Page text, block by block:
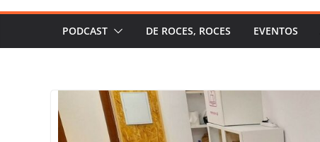
PODCAST DE ROCES, ROCES EVENTOS